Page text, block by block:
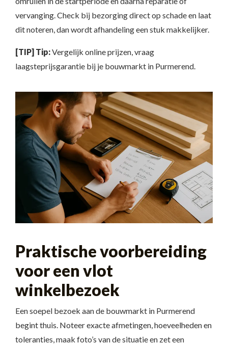
vervanging. Check bij bezorging direct op schade en laat
dit noteren, dan wordt afhandeling een stuk makkelijker.
[TIP] Tip:Vergelijk online prijzen, vraag
laagsteprijsgarantie bij je bouwmarkt in Purmerend.
Praktische voorbereiding
voor een vlot
winkelbezoek
Een soepel bezoek aan de bouwmarkt in Purmerend
begint thuis. Noteer exacte afmetingen, hoeveelheden en
toleranties, maak foto’s van de situatie en zet een